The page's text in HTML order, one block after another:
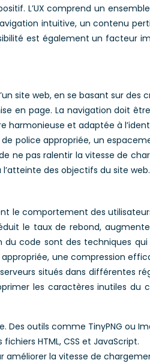
L’UX comprend un
intuitive, un contenu
est également un facteur
site web, en se basant sur
en page. La navigation doit
et adaptée à
police appropriée, un
ne pas ralentir la vitesse de
des objectifs du site web.
le comportement des
le taux de rebond,
du code sont des techniques
une compression
situés dans différentes
les caractères inutiles du
outils comme TinyPNG ou
HTML, CSS et JavaScript.
améliorer la vitesse de